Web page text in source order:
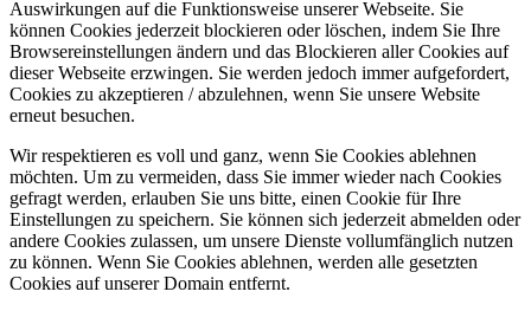
Auswirkungen auf die Funktionsweise unserer Webseite. Sie
können Cookies jederzeit blockieren oder löschen, indem Sie Ihre
Browsereinstellungen ändern und das Blockieren aller Cookies auf
dieser Webseite erzwingen. Sie werden jedoch immer aufgefordert,
Cookies zu akzeptieren / abzulehnen, wenn Sie unsere Website
erneut besuchen.
Wir respektieren es voll und ganz, wenn Sie Cookies ablehnen
möchten. Um zu vermeiden, dass Sie immer wieder nach Cookies
gefragt werden, erlauben Sie uns bitte, einen Cookie für Ihre
Einstellungen zu speichern. Sie können sich jederzeit abmelden oder
andere Cookies zulassen, um unsere Dienste vollumfänglich nutzen
zu können. Wenn Sie Cookies ablehnen, werden alle gesetzten
Cookies auf unserer Domain entfernt.